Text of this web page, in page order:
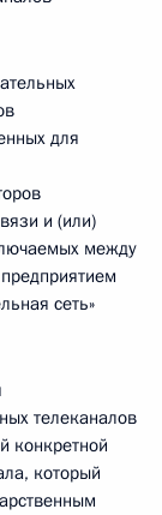
для
и (или)
между
сеть»
телеканалов
конкретной
который